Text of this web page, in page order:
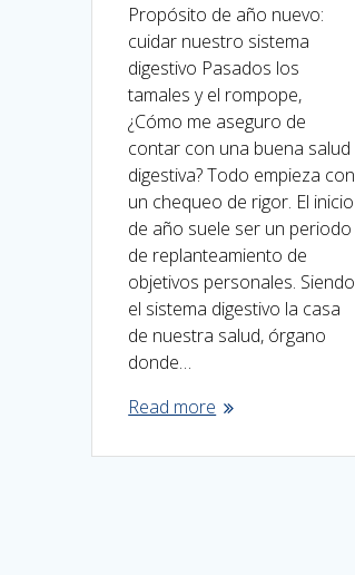
Propósito de año nuevo:
cuidar nuestro sistema
digestivo Pasados los
tamales y el rompope,
¿Cómo me aseguro de
contar con una buena salud
digestiva? Todo empieza con
un chequeo de rigor. El inicio
de año suele ser un periodo
de replanteamiento de
objetivos personales. Siendo
el sistema digestivo la casa
de nuestra salud, órgano
donde…
Read more